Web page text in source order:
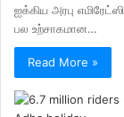
ஐக்கிய அரபு
பல உற்சாகமான…
Read More »